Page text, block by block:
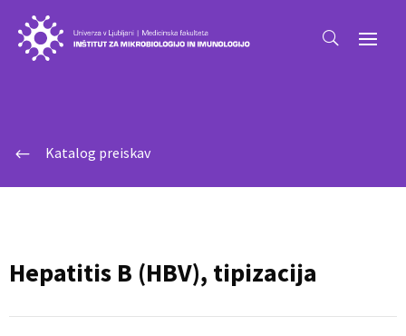
# Katalog preiskav
Hepatitis B (HBV), tipizacija